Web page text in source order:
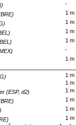
-
1 m
1 m
1 m
1 m
-
1 m
1 m
1 m
(ESP, d2)
1 m
1 m
1 m
1 m